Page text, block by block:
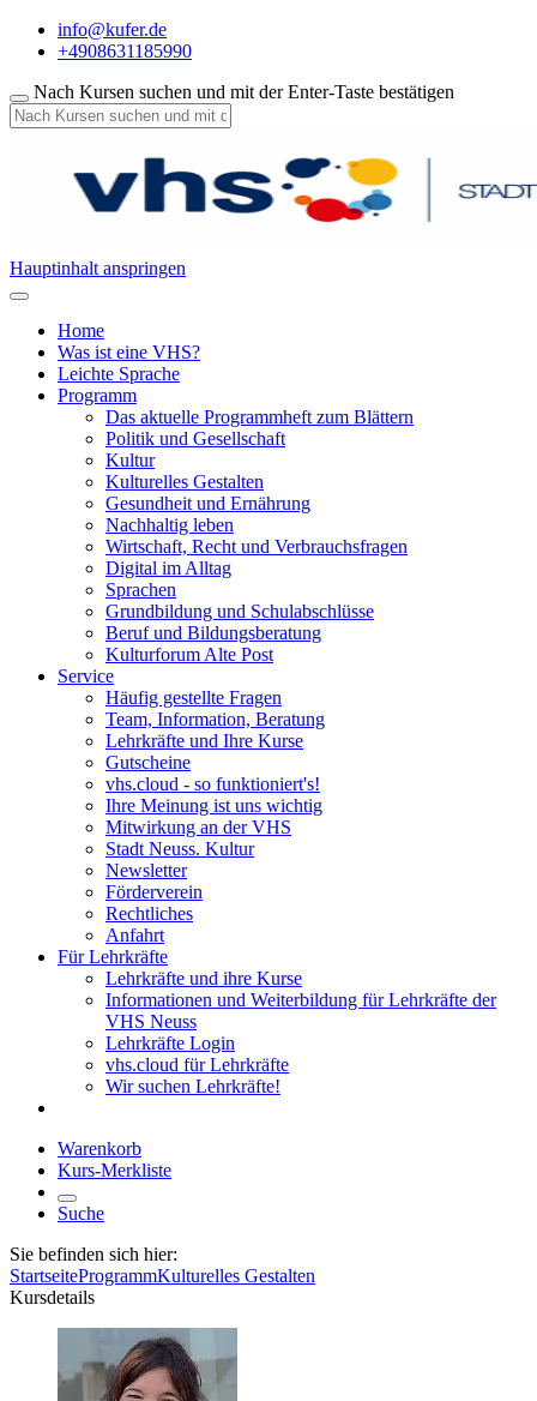
info@kufer.de
+4908631185990
Nach Kursen suchen und mit der Enter-Taste bestätigen
Hauptinhalt anspringen
Home
Was ist eine VHS?
Leichte Sprache
Programm
Das aktuelle Programmheft zum Blättern
Politik und Gesellschaft
Kultur
Kulturelles Gestalten
Gesundheit und Ernährung
Nachhaltig leben
Wirtschaft, Recht und Verbrauchsfragen
Digital im Alltag
Sprachen
Grundbildung und Schulabschlüsse
Beruf und Bildungsberatung
Kulturforum Alte Post
Service
Häufig gestellte Fragen
Team, Information, Beratung
Lehrkräfte und Ihre Kurse
Gutscheine
vhs.cloud - so funktioniert's!
Ihre Meinung ist uns wichtig
Mitwirkung an der VHS
Stadt Neuss. Kultur
Newsletter
Förderverein
Rechtliches
Anfahrt
Für Lehrkräfte
Lehrkräfte und ihre Kurse
Informationen und Weiterbildung für Lehrkräfte der
VHS Neuss
Lehrkräfte Login
vhs.cloud für Lehrkräfte
Wir suchen Lehrkräfte!
Warenkorb
Kurs-Merkliste
Suche
Sie befinden sich hier:
StartseiteProgrammKulturelles Gestalten
Kursdetails